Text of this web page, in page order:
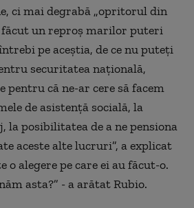
ci mai degrabă „opritorul din
făcut un reproş marilor puteri
pe aceştia, de ce nu puteţi
securitatea naţională,
pentru că ne-ar cere să facem
de asistenţă socială, la
la posibilitatea de a ne pensiona
aceste alte lucruri”, a explicat
o alegere pe care ei au făcut-o.
asta?” - a arătat Rubio.